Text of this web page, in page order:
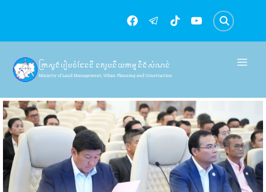
content
ក្រសួងរៀបចំដែនដី នគរូបនីយកម្ម និងសំណង់
Ministry of Land Management, Urban Planning and Construction